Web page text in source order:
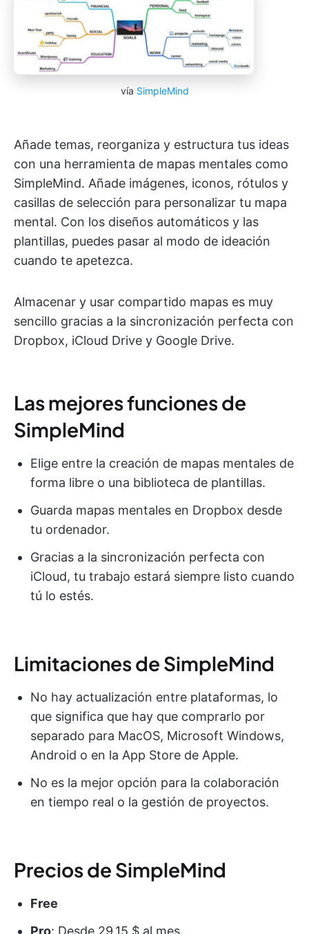
vía SimpleMind
Añade temas, reorganiza y estructura tus ideas
con una herramienta de mapas mentales como
SimpleMind. Añade imágenes, iconos, rótulos y
casillas de selección para personalizar tu mapa
mental. Con los diseños automáticos y las
plantillas, puedes pasar al modo de ideación
cuando te apetezca.
Almacenar y usar compartido mapas es muy
sencillo gracias a la sincronización perfecta con
Dropbox, iCloud Drive y Google Drive.
Las mejores funciones de
SimpleMind
Elige entre la creación de mapas mentales de
forma libre o una biblioteca de plantillas.
Guarda mapas mentales en Dropbox desde
tu ordenador.
Gracias a la sincronización perfecta con
iCloud, tu trabajo estará siempre listo cuando
tú lo estés.
Limitaciones de SimpleMind
No hay actualización entre plataformas, lo
que significa que hay que comprarlo por
separado para MacOS, Microsoft Windows,
Android o en la App Store de Apple.
No es la mejor opción para la colaboración
en tiempo real o la gestión de proyectos.
Precios de SimpleMind
Free
Pro: Desde 29,15 $ al mes.